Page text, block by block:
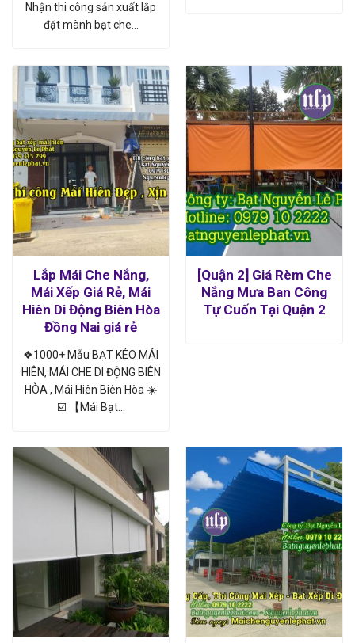
Nhận thi công sản xuất lắp
đặt mành bạt che…
Lắp Mái Che Nắng,
Mái Xếp Giá Rẻ, Mái
Hiên Di Động Biên Hòa
Đồng Nai giá rẻ
❖1000+ Mẫu BẠT KÉO MÁI
HIÊN, MÁI CHE DI ĐỘNG BIÊN
HÒA , Mái Hiên Biên Hòa ☀️
☑️ 【Mái Bạt…
[Quận 2] Giá Rèm Che
Nắng Mưa Ban Công
Tự Cuốn Tại Quận 2